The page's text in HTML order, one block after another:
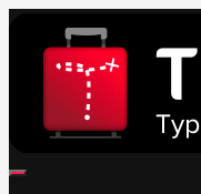
content